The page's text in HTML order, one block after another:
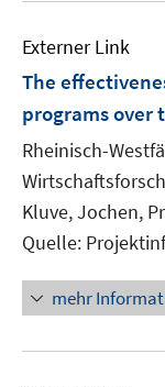
Externer Link
The
programs over
Rheinisch-
Kluve, Jochen,
Quelle:
mehr